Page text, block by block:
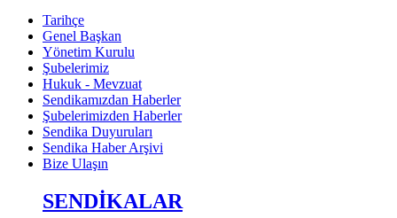
Tarihçe
Genel Başkan
Yönetim Kurulu
Şubelerimiz
Hukuk - Mevzuat
Sendikamızdan Haberler
Şubelerimizden Haberler
Sendika Duyuruları
Sendika Haber Arşivi
Bize Ulaşın
SENDİKALAR